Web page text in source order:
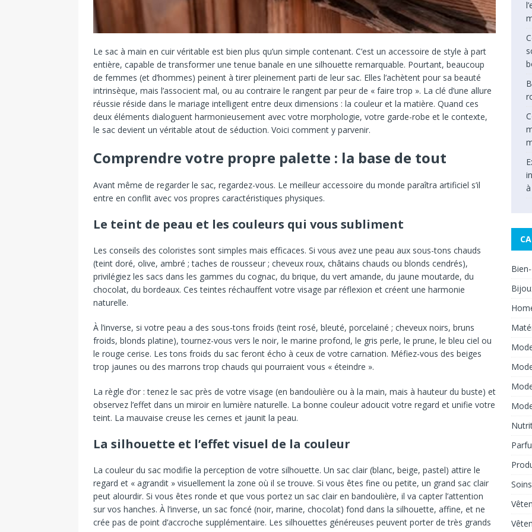
Le sac à main en cuir véritable est bien plus qu’un simple contenant. C’est un accessoire de style à part
entière, capable de transformer une tenue banale en une silhouette remarquable. Pourtant, beaucoup
de femmes (et d’hommes) peinent à tirer pleinement parti de leur sac. Elles l’achètent pour sa beauté
intrinsèque, mais l’associent mal, ou au contraire le rangent par peur de « faire trop ». La clé d’une allure
réussie réside dans le mariage intelligent entre deux dimensions : la couleur et la matière. Quand ces
deux éléments dialoguent harmonieusement avec votre morphologie, votre garde-robe et le contexte,
le sac devient un véritable atout de séduction. Voici comment y parvenir.
Comprendre votre propre palette : la base de tout
Avant même de regarder le sac, regardez-vous. Le meilleur accessoire du monde paraîtra artificiel s’il
entre en conflit avec vos propres caractéristiques physiques.
Le teint de peau et les couleurs qui vous subliment
Les conseils des coloristes sont simples mais efficaces. Si vous avez une peau aux sous-tons chauds
(teint doré, olive, ambré ; taches de rousseur ; cheveux roux, châtains chauds ou blonds cendrés),
privilégiez les sacs dans les gammes du cognac, du brique, du vert amande, du jaune moutarde, du
chocolat, du bordeaux. Ces teintes réchauffent votre visage par réflexion et créent une harmonie
naturelle.
À l’inverse, si votre peau a des sous-tons froids (teint rosé, bleuté, porcelainé ; cheveux noirs, bruns
froids, blonds platine), tournez-vous vers le noir, le marine profond, le gris perle, le prune, le bleu ciel ou
le rouge cerise. Les tons froids du sac feront écho à ceux de votre carnation. Méfiez-vous des beiges
trop jaunes ou des marrons trop chauds qui pourraient vous « éteindre ».
La règle d’or : tenez le sac près de votre visage (en bandoulière ou à la main, mais à hauteur du buste) et
observez l’effet dans un miroir en lumière naturelle. La bonne couleur adoucit votre regard et unifie votre
teint. La mauvaise creuse les cernes et jaunit la peau.
La silhouette et l’effet visuel de la couleur
La couleur du sac modifie la perception de votre silhouette. Un sac clair (blanc, beige, pastel) attire le
regard et « agrandit » visuellement la zone où il se trouve. Si vous êtes fine ou petite, un grand sac clair
peut alourdir. Si vous êtes ronde et que vous portez un sac clair en bandoulière, il va capter l’attention
sur vos hanches. À l’inverse, un sac foncé (noir, marine, chocolat) fond dans la silhouette, affine, et ne
crée pas de point d’accroche supplémentaire. Les silhouettes généreuses peuvent porter de très grands